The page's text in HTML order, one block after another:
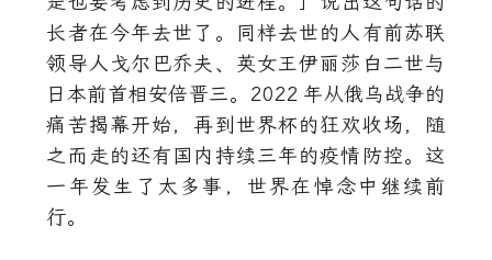
长者在今年去世了。同样去世的人有前苏联
领导人戈尔巴乔夫、英女王伊丽莎白二世与
日本前首相安倍晋三。 2022 年从俄乌战争的
痛苦揭幕开始，再到世界杯的狂欢收场，随
之而走的还有国内持续三年的疫情防控。这
一年发生了太多事，世界在悼念中继续前
行。